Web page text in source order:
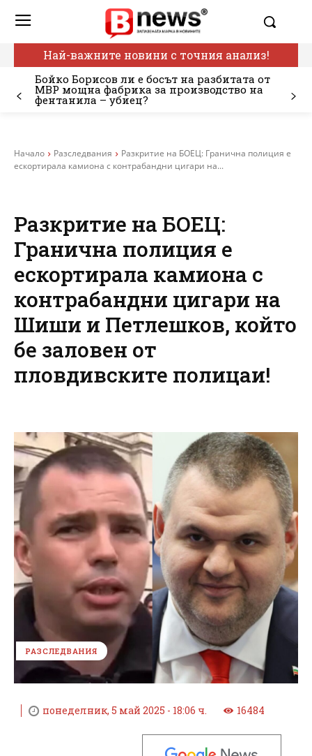
Най-важните новини с точния анализ!
Бойко Борисов ли е босът на разбитата от
МВР мощна фабрика за производство на
фентанила – убиец?
Начало Разследвания
Разкритие на БОЕЦ: Гранична полиция е
ескортирала камиона с контрабандни цигари на...
Разкритие на БОЕЦ:
Гранична полиция е
ескортирала камиона с
контрабандни цигари на
Шиши и Петлешков, който
бе заловен от
пловдивските полицаи!
РАЗСЛЕДВАНИЯ
понеделник, 5 май 2025 - 18:06 ч. 16484